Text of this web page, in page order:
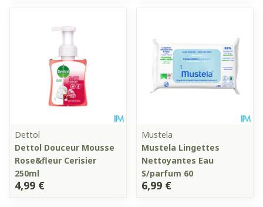
Dettol
Dettol Douceur Mousse
Rose&fleur Cerisier
250ml
4,99 €
Mustela
Mustela Lingettes
Nettoyantes Eau
S/parfum 60
6,99 €